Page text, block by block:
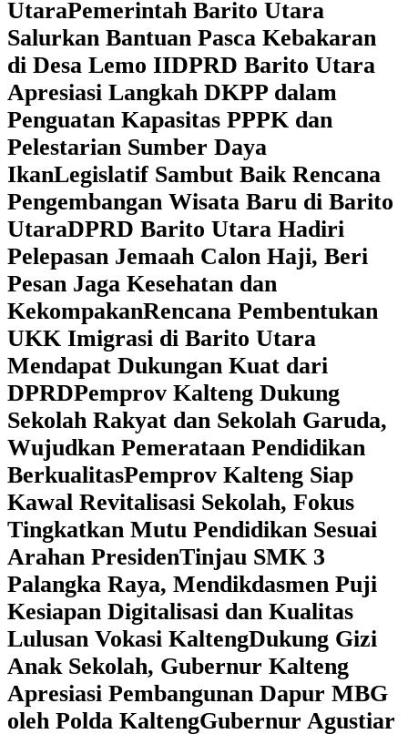
UtaraPemerintah Barito Utara
Salurkan Bantuan Pasca Kebakaran
di Desa Lemo IIDPRD Barito Utara
Apresiasi Langkah DKPP dalam
Penguatan Kapasitas PPPK dan
Pelestarian Sumber Daya
IkanLegislatif Sambut Baik Rencana
Pengembangan Wisata Baru di Barito
UtaraDPRD Barito Utara Hadiri
Pelepasan Jemaah Calon Haji, Beri
Pesan Jaga Kesehatan dan
KekompakanRencana Pembentukan
UKK Imigrasi di Barito Utara
Mendapat Dukungan Kuat dari
DPRD‎Pemprov Kalteng Dukung
Sekolah Rakyat dan Sekolah Garuda,
Wujudkan Pemerataan Pendidikan
Berkualitas‎Pemprov Kalteng Siap
Kawal Revitalisasi Sekolah, Fokus
Tingkatkan Mutu Pendidikan Sesuai
Arahan Presiden‎Tinjau SMK 3
Palangka Raya, Mendikdasmen Puji
Kesiapan Digitalisasi dan Kualitas
Lulusan Vokasi Kalteng‎Dukung Gizi
Anak Sekolah, Gubernur Kalteng
Apresiasi Pembangunan Dapur MBG
oleh Polda Kalteng‎Gubernur Agustiar